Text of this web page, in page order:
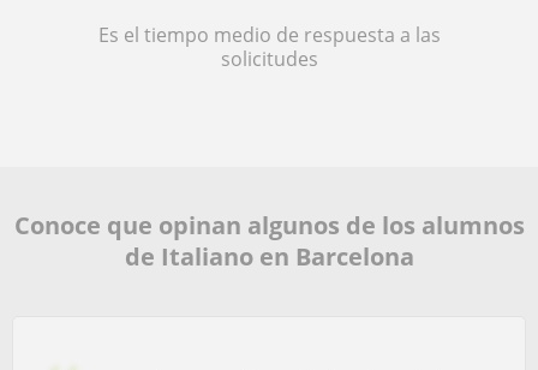
Es el tiempo medio de respuesta a las
solicitudes
Conoce que opinan algunos de los alumnos
de Italiano en Barcelona